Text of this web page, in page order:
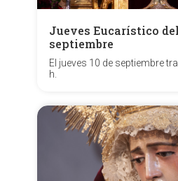
Jueves Eucarístico
septiembre
El jueves 10 de septiembre
h.